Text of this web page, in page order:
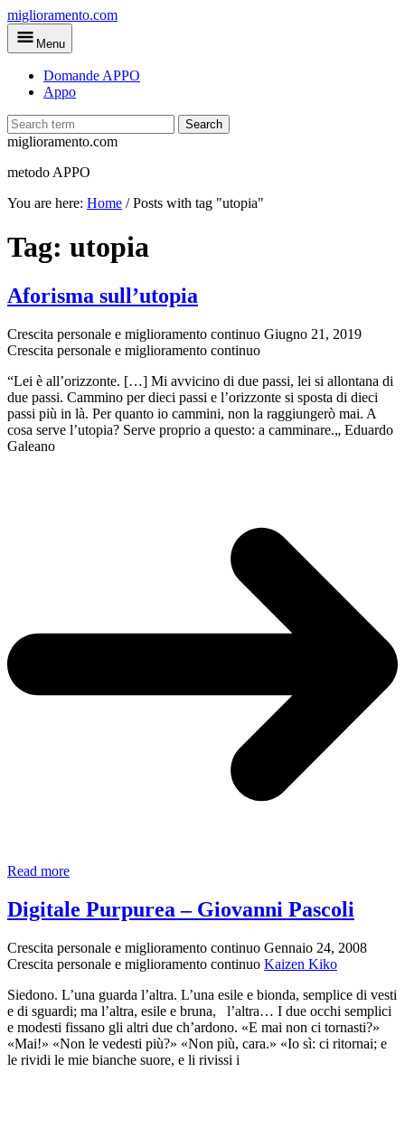
Skip
to
main
miglioramento.com
Menu
Domande APPO
Appo
Search
miglioramento.com
metodo APPO
You are here: Home /Posts with tag "utopia"
Tag: utopia
Aforisma sull’utopia
Crescita personale e miglioramento continuo Giugno 21, 2019
Crescita personale e miglioramento continuo
“Lei è all’orizzonte. […] Mi avvicino di due passi, lei si allontana di
due passi. Cammino per dieci passi e l’orizzonte si sposta di dieci
passi più in là. Per quanto io cammini, non la raggiungerò mai. A
cosa serve l’utopia? Serve proprio a questo: a camminare.„ Eduardo
Galeano
Read moreAforisma
Digitale Purpurea – Giovanni Pascoli
Crescita personale e miglioramento continuo Gennaio 24, 2008
Crescita personale e miglioramento continuo Kaizen Kiko
Siedono. L’una guarda l’altra. L’una esile e bionda, semplice di vesti
e di sguardi; ma l’altra, esile e bruna, l’altra… I due occhi semplici
e modesti fissano gli altri due ch’ardono. «E mai non ci tornasti?»
«Mai!» «Non le vedesti più?» «Non più, cara.» «Io sì: ci ritornai; e
le rividi le mie bianche suore, e li rivissi i